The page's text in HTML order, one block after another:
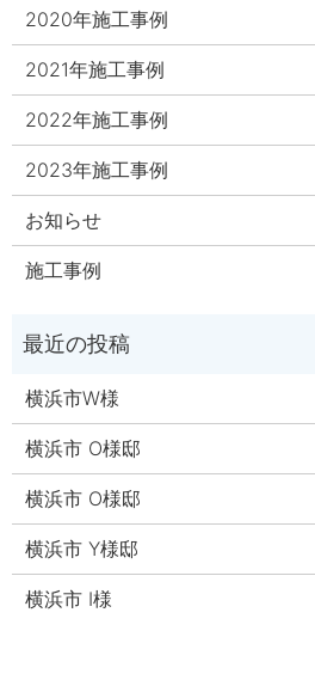
2020年施工事例
2021年施工事例
2022年施工事例
2023年施工事例
お知らせ
施工事例
横浜市W様
横浜市 O様邸
横浜市 O様邸
横浜市 Y様邸
横浜市 I様